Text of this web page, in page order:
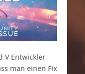
V Entwickler
man einen Fix